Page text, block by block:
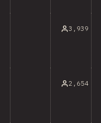
3,939
2,654